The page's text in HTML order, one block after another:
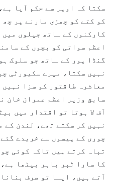
سکتا کہ اوپر سے حکم آیا
کو کتے کو چھڑی مارنے پر
کارکنوں کے ساتھ جیلوں
اعظم سواتی کو بچوں کے
گنڈا پور کے ساتھ جو سلوک
نہیں سکتا، میرے سکیورٹی
معاشرہ طاقتور کو سزا
سابق وزیر اعظم عمران خان
آف لا ہوتا تو اقتدار میں
نہیں کر سکتے تھے، لندن کے
چوری کے پیسوں سے خریدے
تباہ کرتے ہیں تاکہ کوئی
کا سارا ٹبر باہر بیٹھا
آتے ہیں، ایسا تو صرف